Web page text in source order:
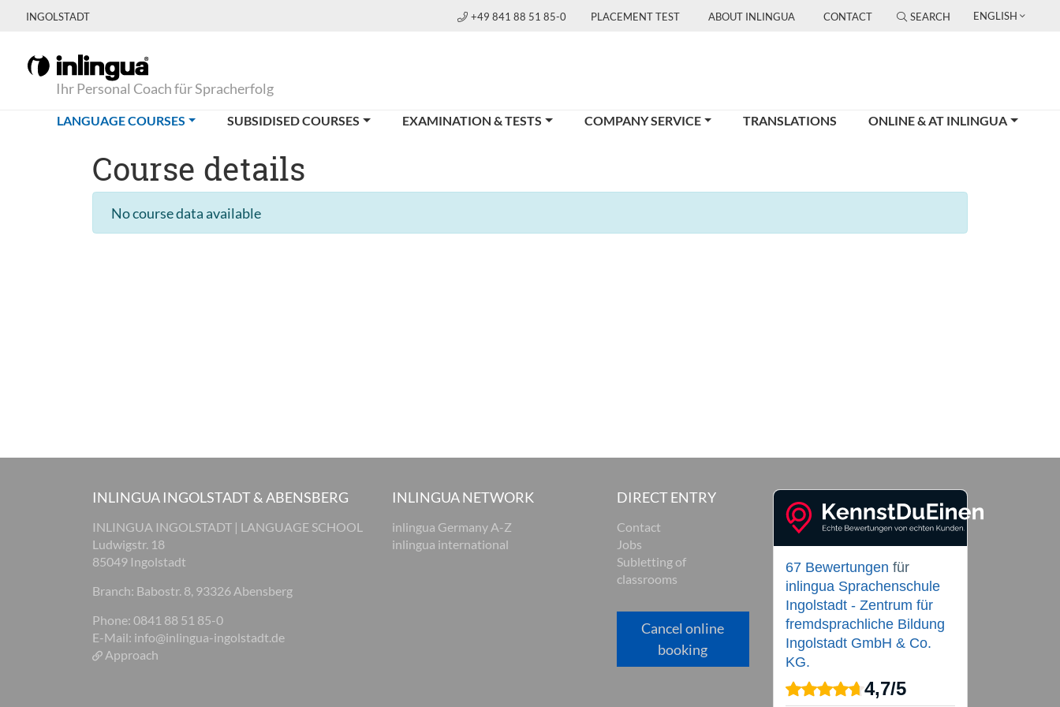
INGOLSTADT +49 841 88 51 85-0 PLACEMENT TEST ABOUT INLINGUA CONTACT SEARCH ENGLISH
Ihr Personal Coach für Spracherfolg
LANGUAGE COURSES(CURRENT)SUBSIDISED COURSES EXAMINATION & TESTS COMPANY SERVICE TRANSLATIONS ONLINE & AT INLINGUA
Course details
No course data available
INLINGUA INGOLSTADT & ABENSBERG
INLINGUA INGOLSTADT | LANGUAGE SCHOOL
Ludwigstr. 18
85049 Ingolstadt
Branch: Babostr. 8, 93326 Abensberg
Phone: 0841 88 51 85-0
E-Mail: info@inlingua-ingolstadt.de
Approach
INLINGUA NETWORK
inlingua Germany A-Z
inlingua international
DIRECT ENTRY
Contact
Jobs
Subletting of
classrooms
Cancel online
booking
67 Bewertungen für
inlingua Sprachenschule
Ingolstadt - Zentrum für
fremdsprachliche Bildung
Ingolstadt GmbH & Co.
KG.
4,7/5